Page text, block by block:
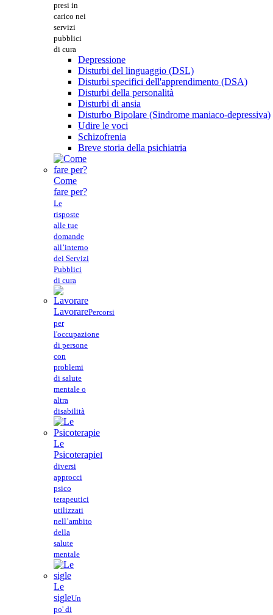
presi in
carico nei
servizi
pubblici
di cura
Depressione
Disturbi del linguaggio (DSL)
Disturbi specifici dell'apprendimento (DSA)
Disturbi della personalità
Disturbi di ansia
Disturbo Bipolare (Sindrome maniaco-depressiva)
Udire le voci
Schizofrenia
Breve storia della psichiatria
Come
fare per?
Le
risposte
alle tue
domande
all’interno
dei Servizi
Pubblici
di cura
LavorarePercorsi
per
l'occupazione
di persone
con
problemi
di salute
mentale o
altra
disabilità
Le
PsicoterapieI
diversi
approcci
psico
terapeutici
utilizzati
nell’ambito
della
salute
mentale
Le
sigleUn
po' di